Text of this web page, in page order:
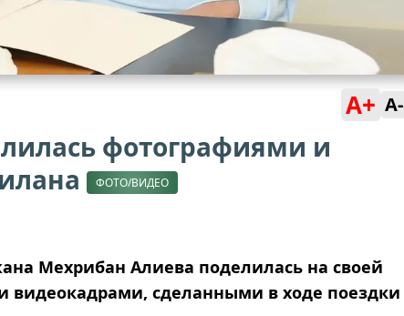
A+ A-
фотографиями и
ФОТО/ВИДЕО
Мехрибан Алиева поделилась на своей
видеокадрами, сделанными в ходе поездки